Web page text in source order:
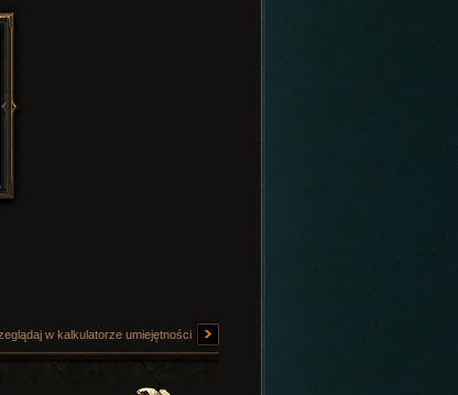
w kalkulatorze umiejętności